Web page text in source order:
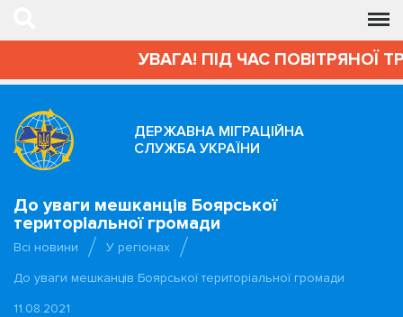
УВАГА! ПІД ЧАС ПОВІТРЯНОЇ
ДЕРЖАВНА МІГРАЦІЙНА
СЛУЖБА УКРАЇНИ
До уваги мешканців Боярської
територіальної громади
Всі новини
У регіонах
До уваги мешканців Боярської територіальної громади
11.08.2021